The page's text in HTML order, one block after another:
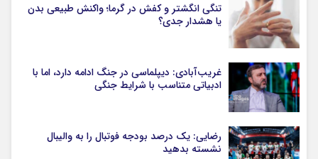
تنگی انگشتر و کفش در گرما؛ واکنش طبیعی بدن
یا هشدار جدی؟
غریب‌آبادی: دیپلماسی در جنگ ادامه دارد، اما با
ادبیاتی متناسب با شرایط جنگی
رضایی: یک درصد بودجه فوتبال را به والیبال
نشسته بدهید